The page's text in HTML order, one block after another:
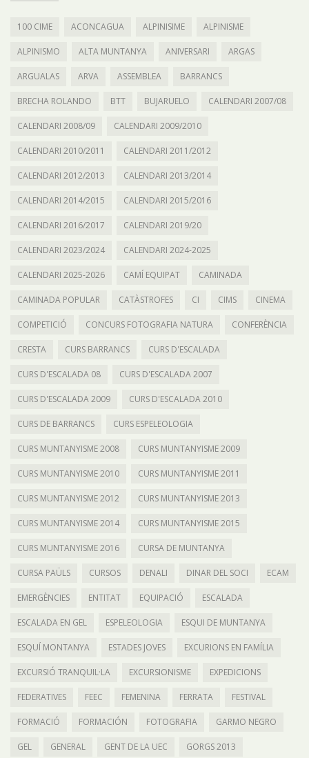
100 CIME ACONCAGUA ALPINISIME ALPINISME
ALPINISMO ALTA MUNTANYA ANIVERSARI ARGAS
ARGUALAS ARVA ASSEMBLEA BARRANCS
BRECHA ROLANDO BTT BUJARUELO CALENDARI 2007/08
CALENDARI 2008/09 CALENDARI 2009/2010
CALENDARI 2010/2011 CALENDARI 2011/2012
CALENDARI 2012/2013 CALENDARI 2013/2014
CALENDARI 2014/2015 CALENDARI 2015/2016
CALENDARI 2016/2017 CALENDARI 2019/20
CALENDARI 2023/2024 CALENDARI 2024-2025
CALENDARI 2025-2026 CAMÍ EQUIPAT CAMINADA
CAMINADA POPULAR CATÀSTROFES CI CIMS CINEMA
COMPETICIÓ CONCURS FOTOGRAFIA NATURA CONFERÈNCIA
CRESTA CURS BARRANCS CURS D'ESCALADA
CURS D'ESCALADA 08 CURS D'ESCALADA 2007
CURS D'ESCALADA 2009 CURS D'ESCALADA 2010
CURS DE BARRANCS CURS ESPELEOLOGIA
CURS MUNTANYISME 2008 CURS MUNTANYISME 2009
CURS MUNTANYISME 2010 CURS MUNTANYISME 2011
CURS MUNTANYISME 2012 CURS MUNTANYISME 2013
CURS MUNTANYISME 2014 CURS MUNTANYISME 2015
CURS MUNTANYISME 2016 CURSA DE MUNTANYA
CURSA PAÜLS CURSOS DENALI DINAR DEL SOCI ECAM
EMERGÈNCIES ENTITAT EQUIPACIÓ ESCALADA
ESCALADA EN GEL ESPELEOLOGIA ESQUI DE MUNTANYA
ESQUÍ MONTANYA ESTADES JOVES EXCURIONS EN FAMÍLIA
EXCURSIÓ TRANQUIL·LA EXCURSIONISME EXPEDICIONS
FEDERATIVES FEEC FEMENINA FERRATA FESTIVAL
FORMACIÓ FORMACIÓN FOTOGRAFIA GARMO NEGRO
GEL GENERAL GENT DE LA UEC GORGS 2013